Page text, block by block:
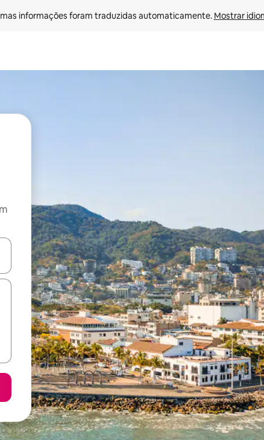
informações foram traduzidas automaticamente. Mostrar
os usando as seta para cima e para baixo do teclado ou